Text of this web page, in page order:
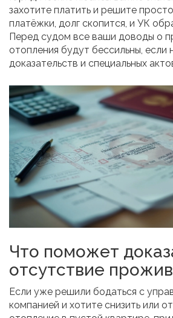
захотите платить и решите
платёжки, долг скопится, и УК
Перед судом все ваши доводы о
отопления будут бессильны, если
доказательств и специальных
Что поможет
отсутствие
Если уже решили бодаться с
компанией и хотите снизить или